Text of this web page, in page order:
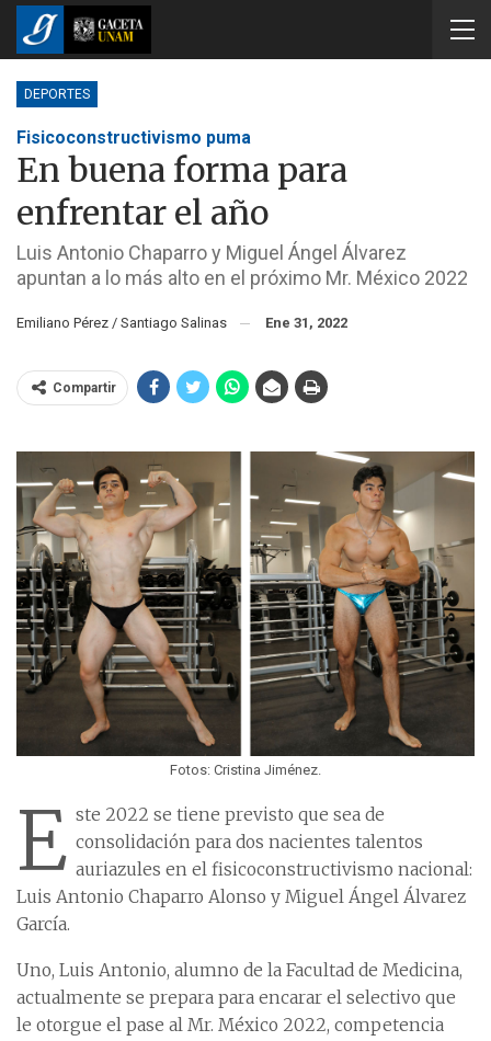
DEPORTES
Fisicoconstructivismo puma
En buena forma para
enfrentar el año
Luis Antonio Chaparro y Miguel Ángel Álvarez
apuntan a lo más alto en el próximo Mr. México 2022
Emiliano Pérez / Santiago Salinas Ene 31, 2022
Compartir
Fotos: Cristina Jiménez.
E ste 2022 se tiene previsto que sea de
consolidación para dos nacientes talentos
auriazules en el fisicoconstructivismo nacional:
Luis Antonio Chaparro Alonso y Miguel Ángel Álvarez
García.
Uno, Luis Antonio, alumno de la Facultad de Medicina,
actualmente se prepara para encarar el selectivo que
le otorgue el pase al Mr. México 2022, competencia